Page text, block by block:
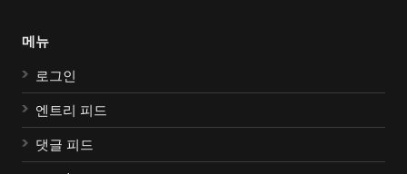
메뉴
로그인
엔트리 피드
댓글 피드